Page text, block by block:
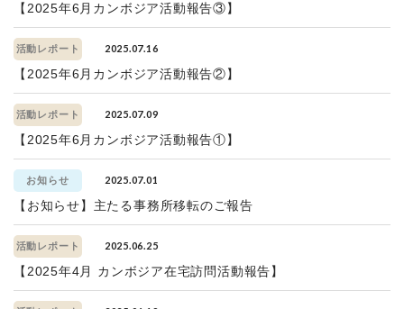
【2025年6月カンボジア活動報告③】
活動レポート 2025.07.16
【2025年6月カンボジア活動報告②】
活動レポート 2025.07.09
【2025年6月カンボジア活動報告①】
お知らせ 2025.07.01
【お知らせ】主たる事務所移転のご報告
活動レポート 2025.06.25
【2025年4月 カンボジア在宅訪問活動報告】